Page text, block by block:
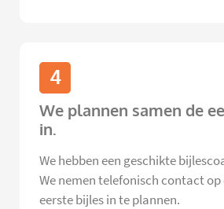
4
We plannen samen de
in.
We hebben een geschikte
We nemen telefonisch contact op
eerste bijles in te plannen.